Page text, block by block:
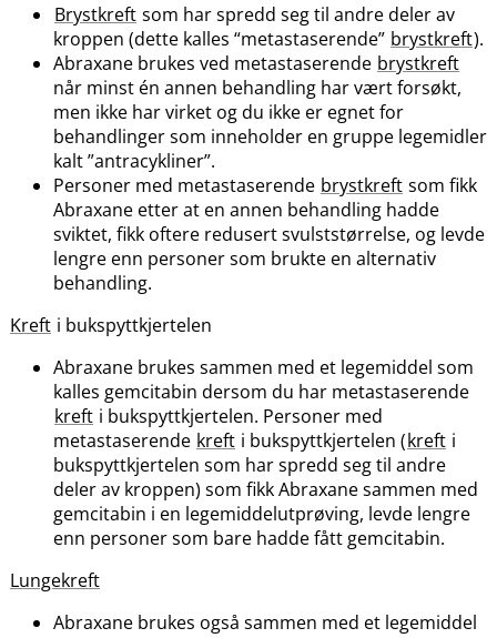
Brystkreft som har spredd seg til andre deler av
kroppen (dette kalles “metastaserende” brystkreft).
Abraxane brukes ved metastaserende brystkreft
når minst én annen behandling har vært forsøkt,
men ikke har virket og du ikke er egnet for
behandlinger som inneholder en gruppe legemidler
kalt ”antracykliner”.
Personer med metastaserende brystkreft som fikk
Abraxane etter at en annen behandling hadde
sviktet, fikk oftere redusert svulststørrelse, og levde
lengre enn personer som brukte en alternativ
behandling.
Kreft i bukspyttkjertelen
Abraxane brukes sammen med et legemiddel som
kalles gemcitabin dersom du har metastaserende
kreft i bukspyttkjertelen. Personer med
metastaserende kreft i bukspyttkjertelen (kreft i
bukspyttkjertelen som har spredd seg til andre
deler av kroppen) som fikk Abraxane sammen med
gemcitabin i en legemiddelutprøving, levde lengre
enn personer som bare hadde fått gemcitabin.
Lungekreft
Abraxane brukes også sammen med et legemiddel